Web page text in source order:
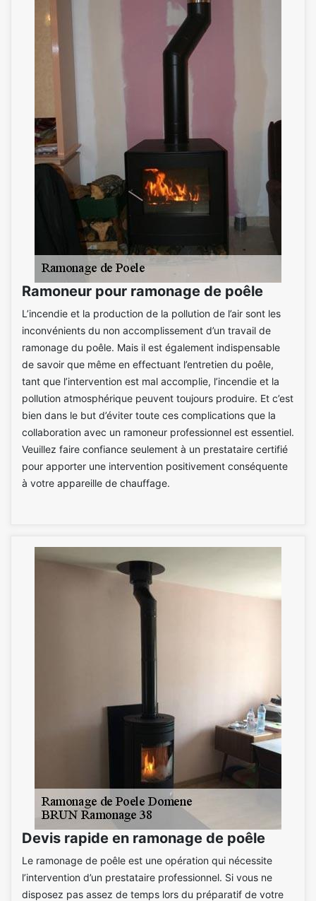
Ramoneur pour ramonage de poêle
L’incendie et la production de la pollution de l’air sont les
inconvénients du non accomplissement d’un travail de
ramonage du poêle. Mais il est également indispensable
de savoir que même en effectuant l’entretien du poêle,
tant que l’intervention est mal accomplie, l’incendie et la
pollution atmosphérique peuvent toujours produire. Et c’est
bien dans le but d’éviter toute ces complications que la
collaboration avec un ramoneur professionnel est essentiel.
Veuillez faire confiance seulement à un prestataire certifié
pour apporter une intervention positivement conséquente
à votre appareille de chauffage.
Devis rapide en ramonage de poêle
Le ramonage de poêle est une opération qui nécessite
l’intervention d’un prestataire professionnel. Si vous ne
disposez pas assez de temps lors du préparatif de votre